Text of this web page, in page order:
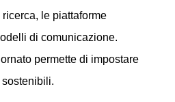
le piattaforme
di comunicazione.
permette di impostare